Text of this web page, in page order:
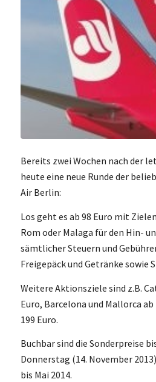
Bereits zwei Wochen nach der
heute eine neue Runde der
Air Berlin:
Los geht es ab 98 Euro mit
Rom oder Malaga für den Hin-
sämtlicher Steuern und
Freigepäck und Getränke sowie
Weitere Aktionsziele sind z.B.
Euro, Barcelona und Mallorca ab
199 Euro.
Buchbar sind die Sonderpreise
Donnerstag (14. November
bis Mai 2014.